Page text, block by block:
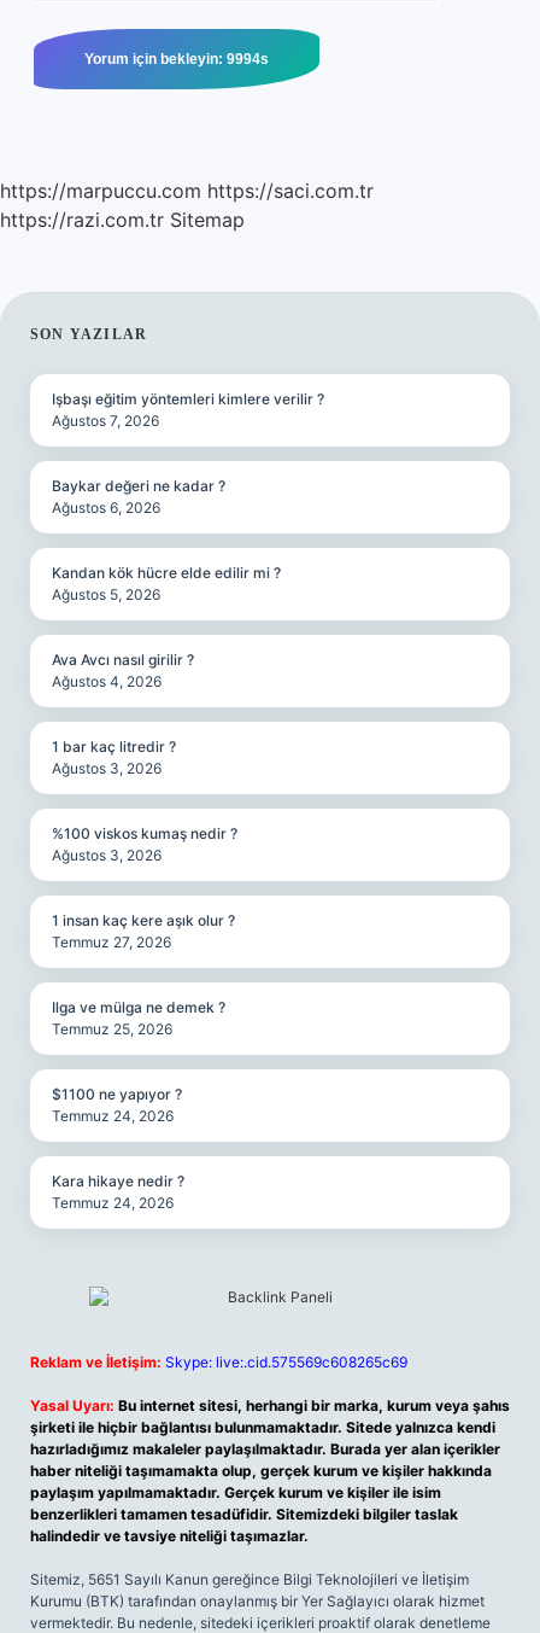
https://marpuccu.com https://saci.com.tr
https://razi.com.tr Sitemap
SIDEBAR
SON YAZILAR
Işbaşı eğitim yöntemleri kimlere verilir ?
Ağustos 7, 2026
Baykar değeri ne kadar ?
Ağustos 6, 2026
Kandan kök hücre elde edilir mi ?
Ağustos 5, 2026
Ava Avcı nasıl girilir ?
Ağustos 4, 2026
1 bar kaç litredir ?
Ağustos 3, 2026
%100 viskos kumaş nedir ?
Ağustos 3, 2026
1 insan kaç kere aşık olur ?
Temmuz 27, 2026
Ilga ve mülga ne demek ?
Temmuz 25, 2026
$1100 ne yapıyor ?
Temmuz 24, 2026
Kara hikaye nedir ?
Temmuz 24, 2026
Reklam ve İletişim: Skype: live:.cid.575569c608265c69
Yasal Uyarı: Bu internet sitesi, herhangi bir marka, kurum veya şahıs
şirketi ile hiçbir bağlantısı bulunmamaktadır. Sitede yalnızca kendi
hazırladığımız makaleler paylaşılmaktadır. Burada yer alan içerikler
haber niteliği taşımamakta olup, gerçek kurum ve kişiler hakkında
paylaşım yapılmamaktadır. Gerçek kurum ve kişiler ile isim
benzerlikleri tamamen tesadüfidir. Sitemizdeki bilgiler taslak
halindedir ve tavsiye niteliği taşımazlar.
Sitemiz, 5651 Sayılı Kanun gereğince Bilgi Teknolojileri ve İletişim
Kurumu (BTK) tarafından onaylanmış bir Yer Sağlayıcı olarak hizmet
vermektedir. Bu nedenle, sitedeki içerikleri proaktif olarak denetleme